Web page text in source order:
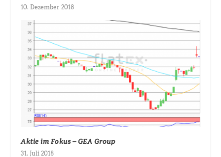
10. Dezember 2018
Aktie im Fokus – GEA Group
31. Juli 2018